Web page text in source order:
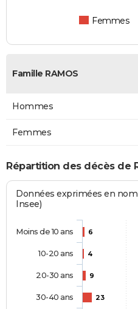
Femmes
Famille RAMOS
Hommes
Femmes
Répartition des décès de
Données exprimées en
Insee)
6
4
9
23
Moins de 10 ans
10-20 ans
20-30 ans
30-40 ans